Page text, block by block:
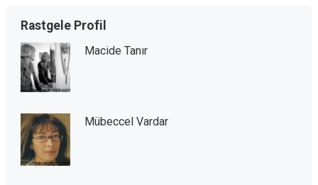
Rastgele Profil
Macide Tanır
Mübeccel Vardar